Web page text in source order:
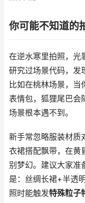
你可能不知道的
在逆水寒里拍照，光
研究过场景代码，发
比如在桃林场景，
表情包，狐狸尾巴会
场景根本遇不到。
新手常忽略服装材质
衣裙搭配飘带，在黄
别梦幻。建议大家准
是：丝绸长裙+半透
照时能触发特殊粒子